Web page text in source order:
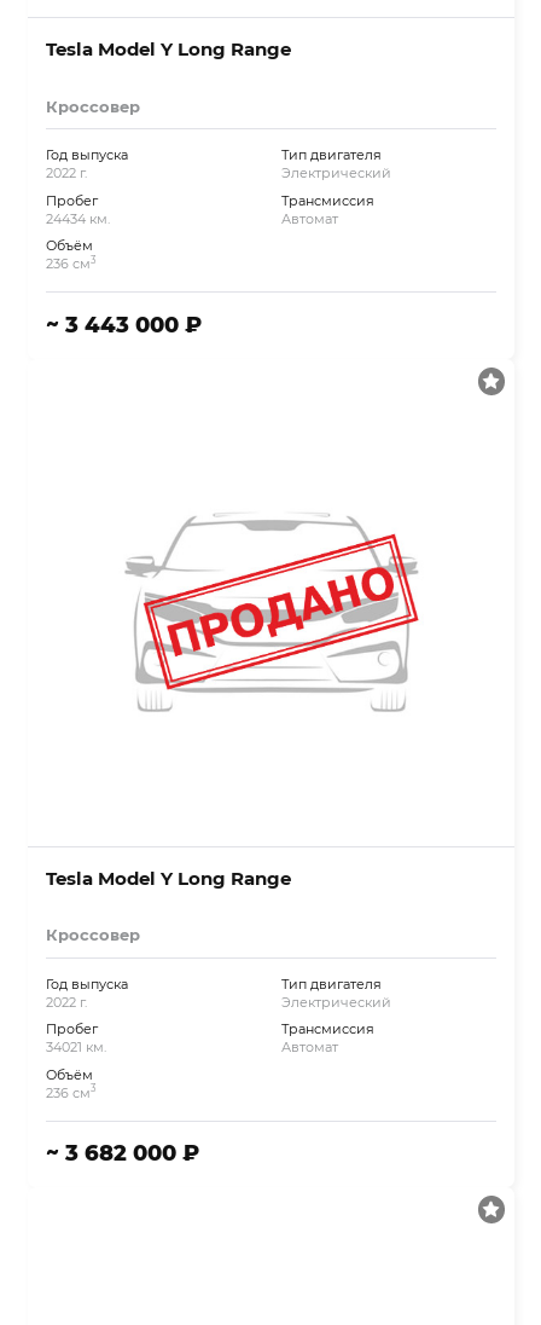
Tesla Model Y Long Range
Кроссовер
Год выпуска
2022 г.
Пробег
24434 км.
Объём
236 см3
Тип двигателя
Электрический
Трансмиссия
Автомат
~ 3 443 000 ₽
Tesla Model Y Long Range
Кроссовер
Год выпуска
2022 г.
Пробег
34021 км.
Объём
236 см3
Тип двигателя
Электрический
Трансмиссия
Автомат
~ 3 682 000 ₽